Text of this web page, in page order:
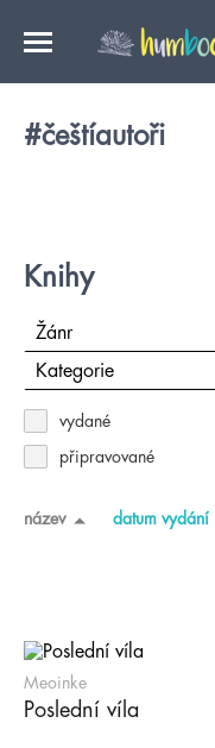
#češtíautoři
Knihy
Žánr
Kategorie
vydané
připravované
název datum vydání
Meoinke
Poslední víla